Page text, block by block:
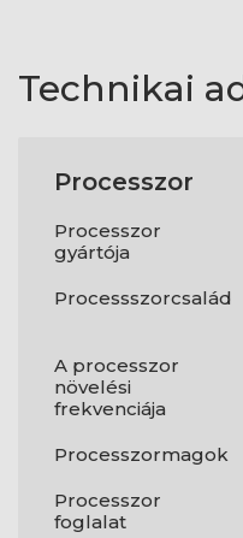
Technikai
Processzor
Processzor
gyártója
Processszorcsalád
A processzor
növelési
frekvenciája
Processzormagok
Processzor
foglalat